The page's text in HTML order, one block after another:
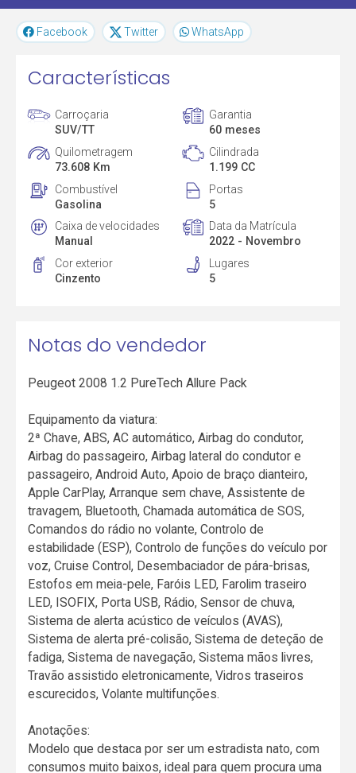
Facebook Twitter WhatsApp
Características
Carroçaria
SUV/TT
Garantia
60 meses
Quilometragem
73.608 Km
Cilindrada
1.199 CC
Combustível
Gasolina
Portas
5
Caixa de velocidades
Manual
Data da Matrícula
2022 - Novembro
Cor exterior
Cinzento
Lugares
5
Notas do vendedor
Peugeot 2008 1.2 PureTech Allure Pack
Equipamento da viatura:
2ª Chave, ABS, AC automático, Airbag do condutor,
Airbag do passageiro, Airbag lateral do condutor e
passageiro, Android Auto, Apoio de braço dianteiro,
Apple CarPlay, Arranque sem chave, Assistente de
travagem, Bluetooth, Chamada automática de SOS,
Comandos do rádio no volante, Controlo de
estabilidade (ESP), Controlo de funções do veículo por
voz, Cruise Control, Desembaciador de pára-brisas,
Estofos em meia-pele, Faróis LED, Farolim traseiro
LED, ISOFIX, Porta USB, Rádio, Sensor de chuva,
Sistema de alerta acústico de veículos (AVAS),
Sistema de alerta pré-colisão, Sistema de deteção de
fadiga, Sistema de navegação, Sistema mãos livres,
Travão assistido eletronicamente, Vidros traseiros
escurecidos, Volante multifunções.
Anotações:
Modelo que destaca por ser um estradista nato, com
consumos muito baixos, ideal para quem procura uma